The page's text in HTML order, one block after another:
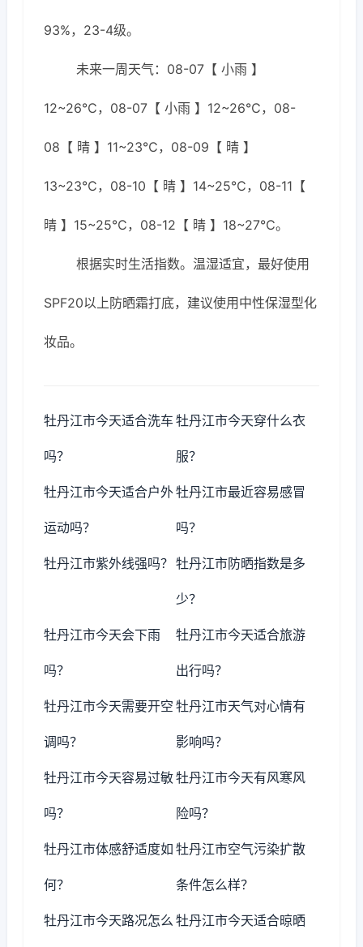
93%，23-4级。
未来一周天气：08-07【 小雨 】
12~26℃，08-07【 小雨 】12~26℃，08-
08【 晴 】11~23℃，08-09【 晴 】
13~23℃，08-10【 晴 】14~25℃，08-11【
晴 】15~25℃，08-12【 晴 】18~27℃。
根据实时生活指数。温湿适宜，最好使用
SPF20以上防晒霜打底，建议使用中性保湿型化
妆品。
牡丹江市今天适合洗车
吗？
牡丹江市今天穿什么衣
服？
牡丹江市今天适合户外
运动吗？
牡丹江市最近容易感冒
吗？
牡丹江市紫外线强吗？ 牡丹江市防晒指数是多
少？
牡丹江市今天会下雨
吗？
牡丹江市今天适合旅游
出行吗？
牡丹江市今天需要开空
调吗？
牡丹江市天气对心情有
影响吗？
牡丹江市今天容易过敏
吗？
牡丹江市今天有风寒风
险吗？
牡丹江市体感舒适度如
何？
牡丹江市空气污染扩散
条件怎么样？
牡丹江市今天路况怎么 牡丹江市今天适合晾晒